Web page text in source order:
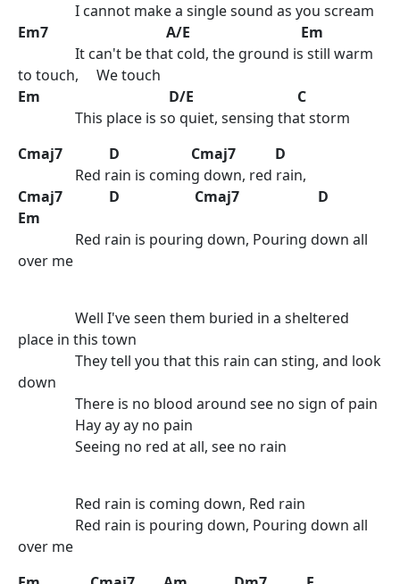
I cannot make a single sound as you scream
Em7 A/E Em
It can't be that cold, the ground is still warm
to touch, We touch
Em D/E C
This place is so quiet, sensing that storm
Cmaj7 D Cmaj7 D
Red rain is coming down, red rain,
Cmaj7 D Cmaj7 D
Em
Red rain is pouring down, Pouring down all
over me
Well I've seen them buried in a sheltered
place in this town
They tell you that this rain can sting, and look
down
There is no blood around see no sign of pain
Hay ay ay no pain
Seeing no red at all, see no rain
Red rain is coming down, Red rain
Red rain is pouring down, Pouring down all
over me